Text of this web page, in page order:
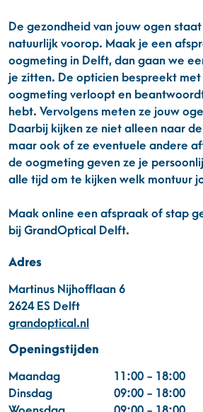
De gezondheid van jouw ogen
natuurlijk voorop. Maak je een
oogmeting in Delft, dan gaan we
je zitten. De opticien bespreekt met
oogmeting verloopt en
hebt. Vervolgens meten ze jouw
Daarbij kijken ze niet alleen naar
maar ook of ze eventuele andere
de oogmeting geven ze je
alle tijd om te kijken welk montuur
Maak online een afspraak of stap
bij GrandOptical Delft.
Adres
Martinus Nijhofflaan 6
2624 ES Delft
grandoptical.nl
Openingstijden
Maandag
11:00 - 18:00
Dinsdag
09:00 - 18:00